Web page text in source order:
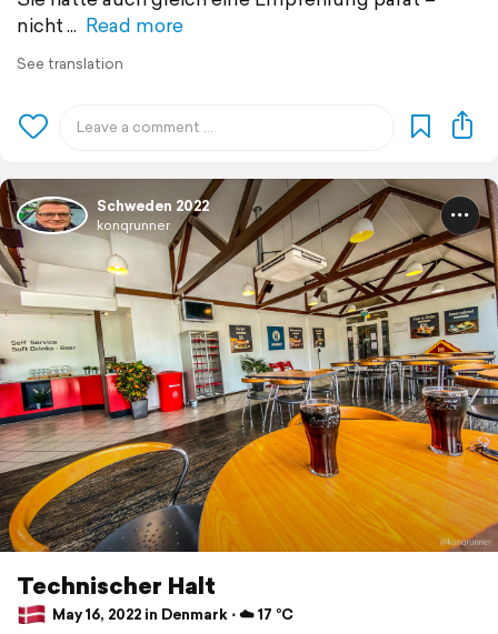
nicht
Read more
See translation
Schweden 2022
konqrunner
Technischer Halt
May 16, 2022 in Denmark ⋅ ☁️ 17 °C